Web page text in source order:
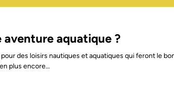
aventure aquatique ?
des loisirs nautiques et aquatiques qui feront le
plus encore…